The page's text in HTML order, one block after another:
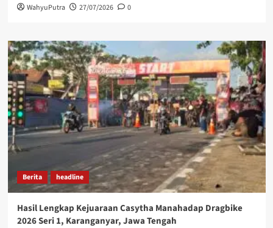
WahyuPutra 27/07/2026 0
Berita headline
Hasil Lengkap Kejuaraan Casytha Manahadap Dragbike
2026 Seri 1, Karanganyar, Jawa Tengah